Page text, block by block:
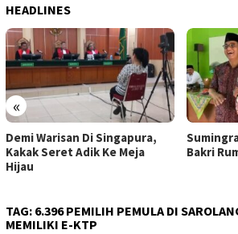
HEADLINES
«
Sumingrah Warga, Berkat
Bakri Rumah Impian Terwujud
Satu
Tebo
TAG: 6.396 PEMILIH PEMULA DI
MEMILIKI E-KTP